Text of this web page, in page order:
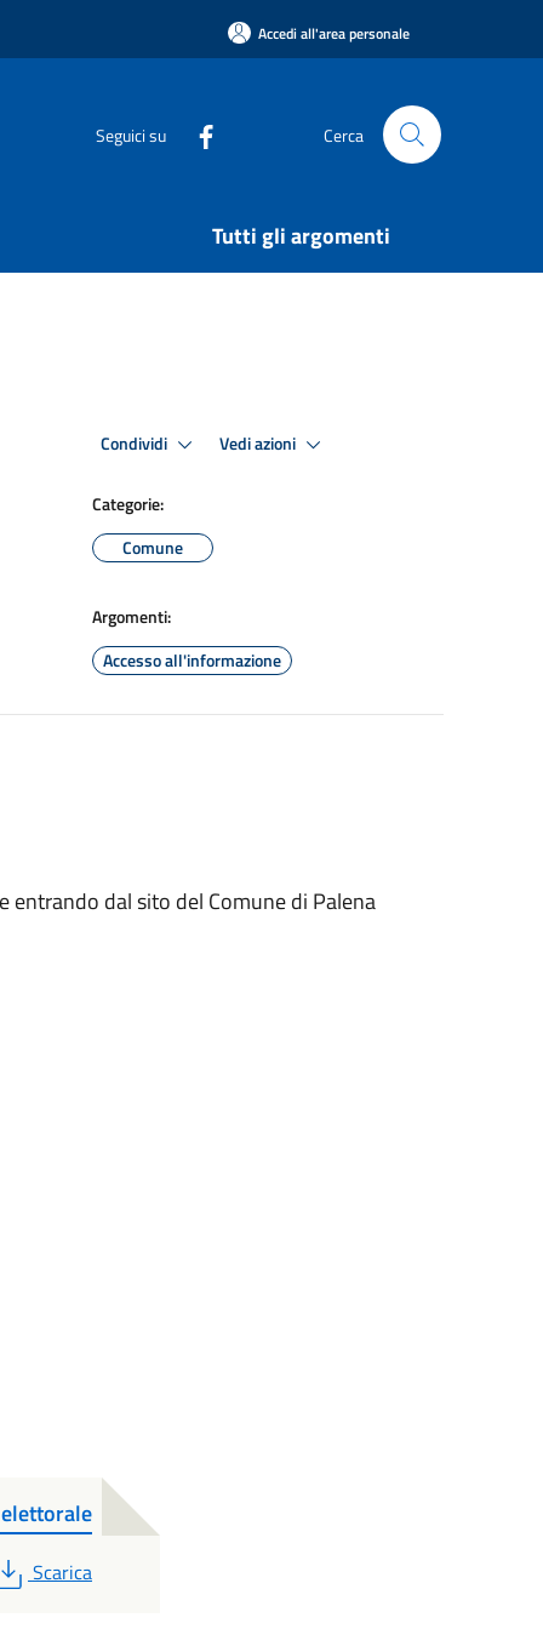
Accedi all'area personale
Seguici su Cerca
Tutti gli argomenti
Condividi Vedi azioni
Categorie:
Comune
Argomenti:
Accesso all'informazione
entrando dal sito del Comune di Palena
PDF
Scarica